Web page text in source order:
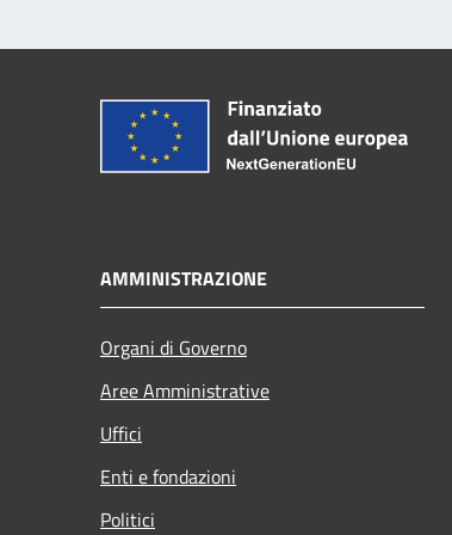
AMMINISTRAZIONE
Organi di Governo
Aree Amministrative
Uffici
Enti e fondazioni
Politici